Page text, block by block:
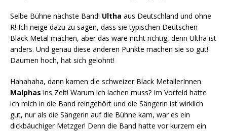
Selbe Bühne nächste Band! Ultha aus Deutschland und ohne
R! Ich neige dazu zu sagen, dass sie typischen Deutschen
Black Metal machen, aber das wäre nicht richtig, denn Ultha ist
anders. Und genau diese anderen Punkte machen sie so gut!
Daumen hoch, hat sich gelohnt!
Hahahaha, dann kamen die schweizer Black MetallerInnen
Malphas ins Zelt! Warum ich lachen muss? Im Vorfeld hatte
ich mich in die Band reingehört und die Sängerin ist wirklich
gut, nur als die Sängerin auf die Bühne kam, war es ein
dickbäuchiger Metzger! Denn die Band hatte vor kurzem ein